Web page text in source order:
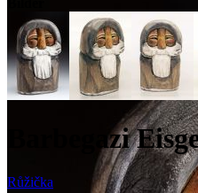
Barbegazi
Růžička